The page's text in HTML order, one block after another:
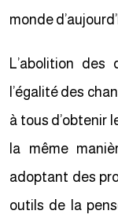
monde
L’abolition
l’égalité des
à tous d’obtenir
la même
adoptant des
outils de la